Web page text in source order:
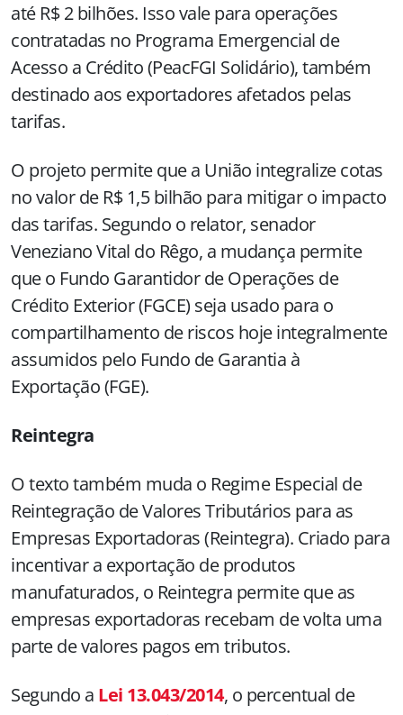
até R$ 2 bilhões. Isso vale para operações
contratadas no Programa Emergencial de
Acesso a Crédito (PeacFGI Solidário), também
destinado aos exportadores afetados pelas
tarifas.
O projeto permite que a União integralize cotas
no valor de R$ 1,5 bilhão para mitigar o impacto
das tarifas. Segundo o relator, senador
Veneziano Vital do Rêgo, a mudança permite
que o Fundo Garantidor de Operações de
Crédito Exterior (FGCE) seja usado para o
compartilhamento de riscos hoje integralmente
assumidos pelo Fundo de Garantia à
Exportação (FGE).
Reintegra
O texto também muda o Regime Especial de
Reintegração de Valores Tributários para as
Empresas Exportadoras (Reintegra). Criado para
incentivar a exportação de produtos
manufaturados, o Reintegra permite que as
empresas exportadoras recebam de volta uma
parte de valores pagos em tributos.
Segundo a Lei 13.043/2014, o percentual de